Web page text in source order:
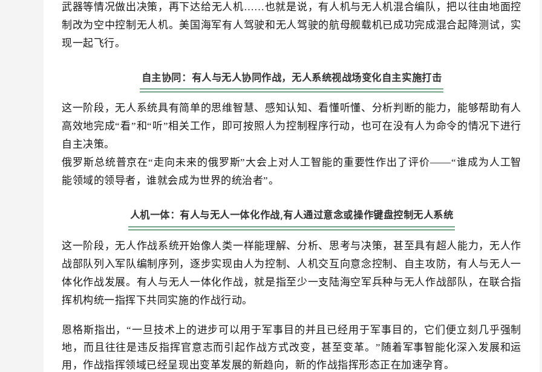
武器等情况做出决策，再下达给无人机……也就是说，有人机与无人机混合编队，把以往由地面控
制改为空中控制无人机。美国海军有人驾驶和无人驾驶的航母舰载机已成功完成混合起降测试，实
现一起飞行。
自主协同：有人与无人协同作战，无人系统视战场变化自主实施打击
这一阶段，无人系统具有简单的思维智慧、感知认知、看懂听懂、分析判断的能力，能够帮助有人
高效地完成“看”和“听”相关工作，即可按照人为控制程序行动，也可在没有人为命令的情况下进行
自主决策。
俄罗斯总统普京在“走向未来的俄罗斯”大会上对人工智能的重要性作出了评价——“谁成为人工智
能领域的领导者，谁就会成为世界的统治者”。
人机一体：有人与无人一体化作战,有人通过意念或操作键盘控制无人系统
这一阶段，无人作战系统开始像人类一样能理解、分析、思考与决策，甚至具有超人能力，无人作
战部队列入军队编制序列，逐步实现由人为控制、人机交互向意念控制、自主攻防，有人与无人一
体化作战发展。有人与无人一体化作战，就是指至少一支陆海空军兵种与无人作战部队，在联合指
挥机构统一指挥下共同实施的作战行动。
恩格斯指出，“一旦技术上的进步可以用于军事目的并且已经用于军事目的，它们便立刻几乎强制
地，而且往往是违反指挥官意志而引起作战方式改变，甚至变革。”随着军事智能化深入发展和运
用，作战指挥领域已经呈现出变革发展的新趋向，新的作战指挥形态正在加速孕育。